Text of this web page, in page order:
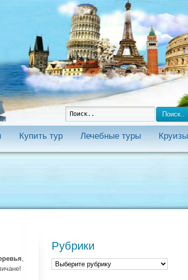
Поиск..
Купить тур Лечебные туры Круизы
,
Рубрики